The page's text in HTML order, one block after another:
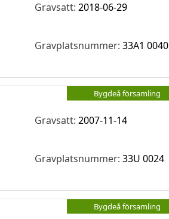
Gravsatt:2018-06-29
Gravplatsnummer: 33A1 0040
Bygdeå församling
Gravsatt:2007-11-14
Gravplatsnummer: 33U 0024
Bygdeå församling